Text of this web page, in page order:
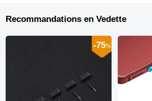
Recommandations en Vedette
-75%